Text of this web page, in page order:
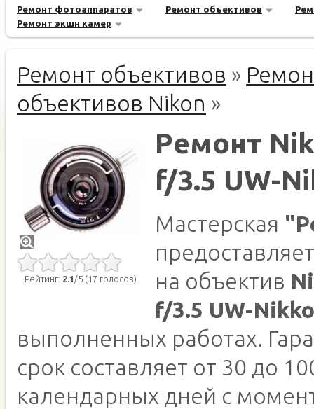
Ремонт фотоаппаратов Ремонт объективов
Ремонт экшн камер
Ремонт объективов »
объективов Nikon »
Рейтинг: 2.1 /5 (17 голосов)
Ремонт
f/3.5 UW-
Мастерская
на объектив
f/3.5 UW-
выполненных работах.
срок составляет от 30 до
календарных дней с